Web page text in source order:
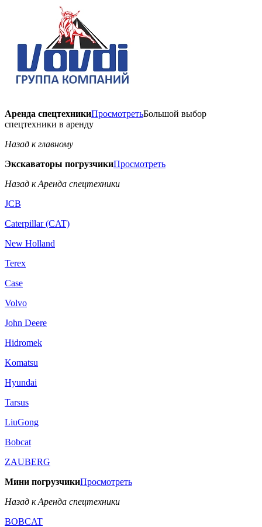
Аренда спецтехникиПросмотретьБольшой выбор
спецтехники в аренду
Назад к главному
Экскаваторы погрузчикиПросмотреть
Назад к Аренда спецтехники
JCB
Caterpillar (CAT)
New Holland
Terex
Case
Volvo
John Deere
Hidromek
Komatsu
Hyundai
Tarsus
LiuGong
Bobcat
ZAUBERG
Мини погрузчикиПросмотреть
Назад к Аренда спецтехники
BOBCAT